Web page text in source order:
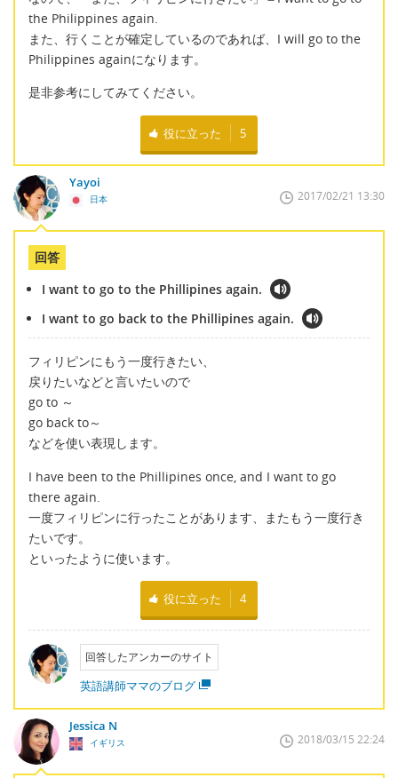
the Philippines again.
また、行くことが確定しているのであれば、I will go to the
Philippines againになります。
是非参考にしてみてください。
役に立った 5
Yayoi
日本 2017/02/21 13:30
回答
I want to go to the Phillipines again.
I want to go back to the Phillipines again.
フィリピンにもう一度行きたい、
戻りたいなどと言いたいので
go to ～
go back to～
などを使い表現します。
I have been to the Phillipines once, and I want to go
there again.
一度フィリピンに行ったことがあります、またもう一度行き
たいです。
といったように使います。
役に立った 4
回答したアンカーのサイト
英語講師ママのブログ
Jessica N
イギリス 2018/03/15 22:24